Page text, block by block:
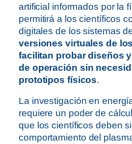
artificial informados por la
permitirá a los científicos
digitales de los sistemas
versiones virtuales de
facilitan probar diseños
de operación sin
prototipos físicos.
La investigación en
requiere un poder de
que los científicos deben
comportamiento del